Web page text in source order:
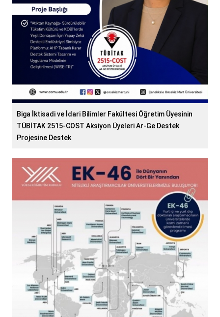
Biga İktisadi ve İdari Bilimler Fakültesi Öğretim Üyesinin
TÜBİTAK 2515-COST Aksiyon Üyeleri Ar-Ge Destek
Projesine Destek